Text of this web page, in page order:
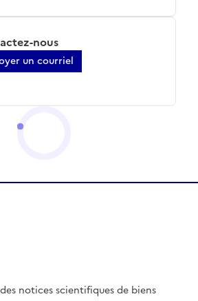
nous
un courriel
notices scientifiques de biens